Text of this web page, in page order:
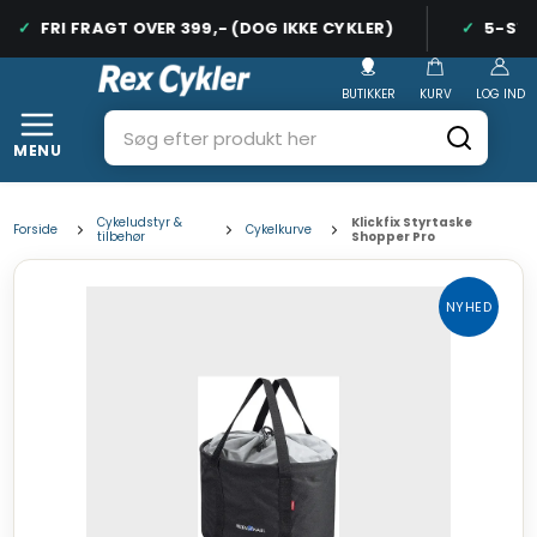
FRI FRAGT OVER 399,- (DOG IKKE CYKLER) 5-
MENU
LOG IND
BUTIKKER KURV
Forside
Cykeludstyr &
tilbehør
Cykelkurve
Klickfix Styrtaske
Shopper Pro
NYHED